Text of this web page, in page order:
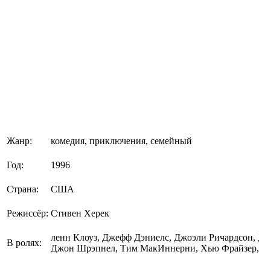
Жанр: комедия, приключения, семейный
Год: 1996
Страна: США
Режиссёр: Стивен Херек
В ролях:
ленн Клоуз, Джефф Дэниелс, Джоэли
Джон Шрэпнел, Тим МакИннерни, Хью Фрайзер,